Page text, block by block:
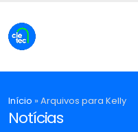
Notícias
Início »Arquivos para Kelly